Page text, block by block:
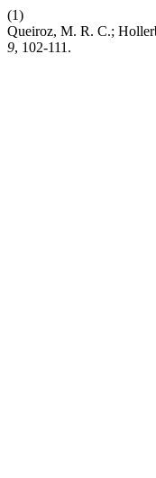
(1)
Queiroz, M. R. C.;
9, 102-111.